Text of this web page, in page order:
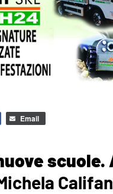
Email
scuole.